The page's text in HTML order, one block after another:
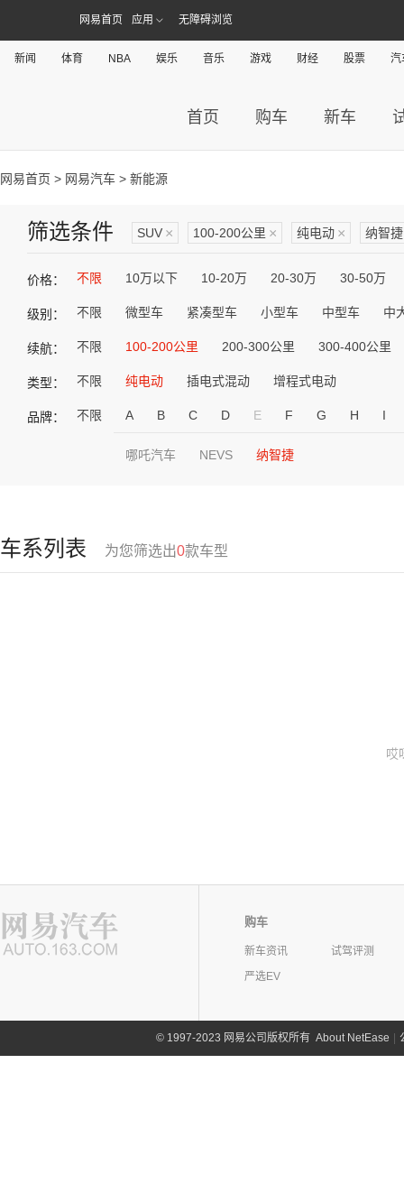
网易首页 应用 无障碍浏览
新闻 体育 NBA 娱乐 音乐 游戏 财经 股票 汽
首页 购车 新车
网易首页 > 网易汽车 > 新能源
筛选条件 SUV × 100-200公里 × 纯电动 × 纳智捷
价格： 不限 10万以下 10-20万 20-30万 30-50万
级别： 不限 微型车 紧凑型车 小型车 中型车 中
续航： 不限 100-200公里 200-300公里 300-400公里
类型： 不限 纯电动 插电式混动 增程式电动
品牌： 不限 A B C D E F G H I
哪吒汽车 NEVS 纳智捷
车系列表 为您筛选出0款车型
哎
购车
新车资讯
试驾评测
严选EV
©1997-2023 网易公司版权所有 About NetEase